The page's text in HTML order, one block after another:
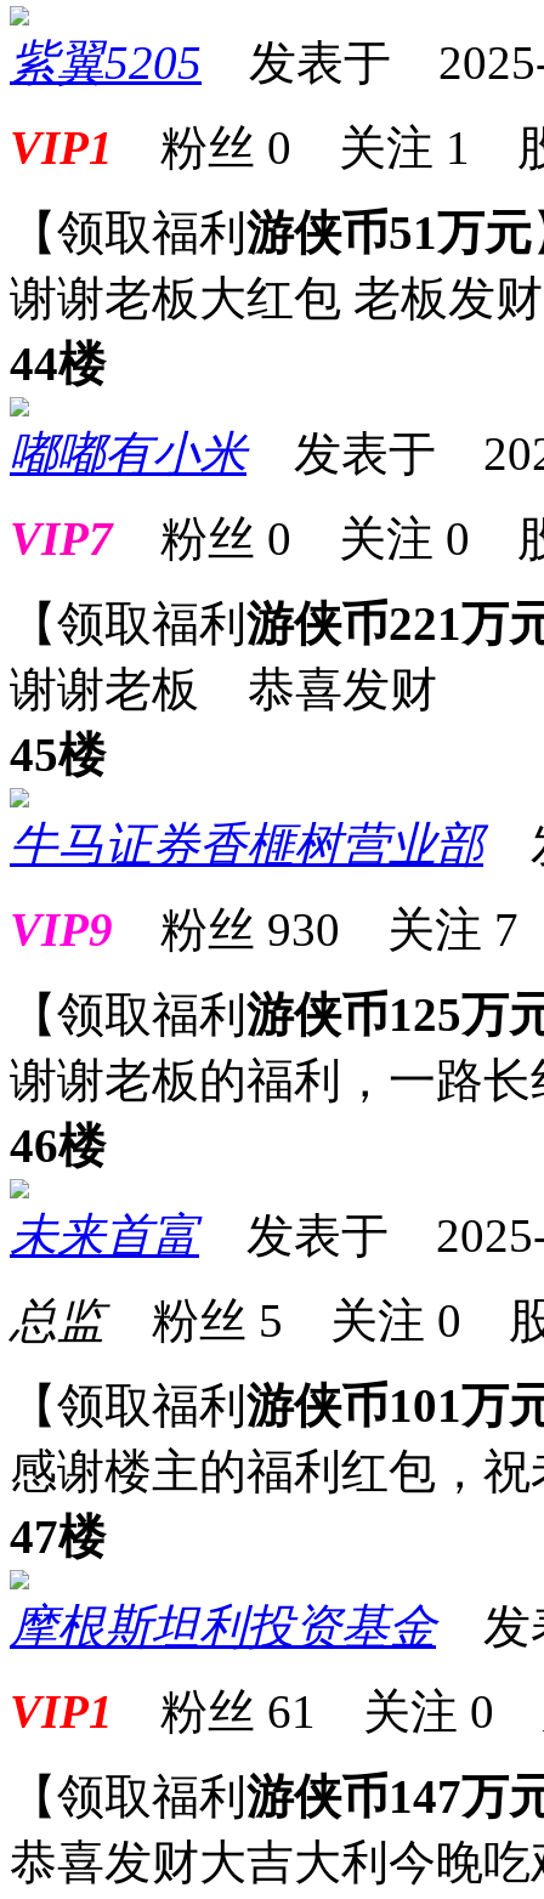
紫翼5205 发表于 2025-
VIP1 粉丝 0 关注 1
【领取福利 游侠币51万元
谢谢老板大红包 老板发
44楼
嘟嘟有小米发表于
VIP7粉丝 0 关注 0
【领取福利 游侠币221万
谢谢老板 恭喜发财
45楼
牛马证券香榧树营业部
VIP9 粉丝 930 关注 7
【领取福利 游侠币125万
谢谢老板的福利，一路
46楼
未来首富发表于 2025-
总监粉丝 5 关注 0
【领取福利 游侠币101万
感谢楼主的福利红包，
47楼
摩根斯坦利投资基金发
VIP1 粉丝 61 关注 0
【领取福利 游侠币147万
恭喜发财大吉大利今晚吃